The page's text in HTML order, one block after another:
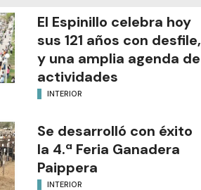
El Espinillo celebra hoy
sus 121 años con desfile,
y una amplia agenda de
actividades
INTERIOR
Se desarrolló con éxito
la 4.ª Feria Ganadera
Paippera
INTERIOR